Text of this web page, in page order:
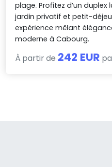
plage. Profitez d’un
jardin privatif et petit-
expérience mêlant
moderne à Cabourg.
À partir de 242 EUR